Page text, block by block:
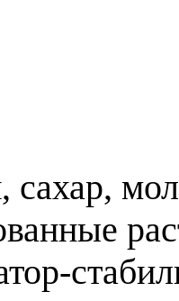
сахар,